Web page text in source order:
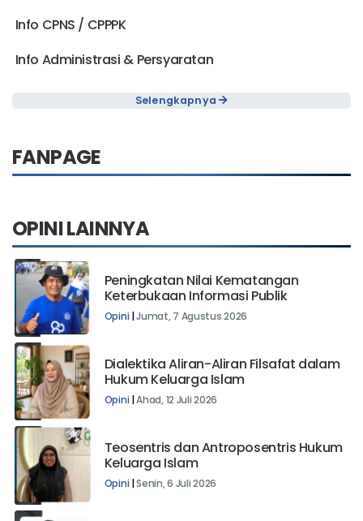
Info CPNS / CPPPK
Info Administrasi & Persyaratan
Selengkapnya
FANPAGE
OPINI LAINNYA
Peningkatan Nilai Kematangan
Keterbukaan Informasi Publik
Opini |Jumat, 7 Agustus 2026
Dialektika Aliran-Aliran Filsafat dalam
Hukum Keluarga Islam
Opini |Ahad, 12 Juli 2026
Teosentris dan Antroposentris Hukum
Keluarga Islam
Opini |Senin, 6 Juli 2026